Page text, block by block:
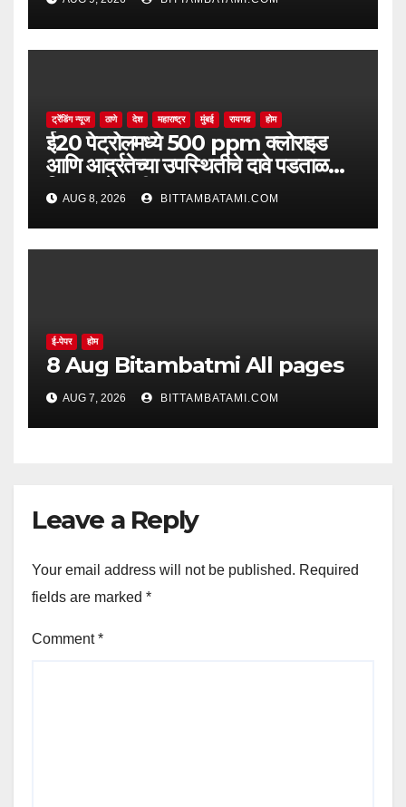
ट्रेंडिंग न्यूज ठाणे देश महाराष्ट्र मुंबई रायगड होम
ई20 पेट्रोलमध्ये 500 ppm क्लोराइड
आणि आर्द्रतेच्या उपस्थितीचे दावे पडताळणीत
सिद्ध झाले नाहीत
AUG 8, 2026 BITTAMBATAMI.COM
ई-पेपर होम
8 Aug Bitambatmi All pages
AUG 7, 2026 BITTAMBATAMI.COM
Leave a Reply
Your email address will not be published. Required
fields are marked *
Comment*